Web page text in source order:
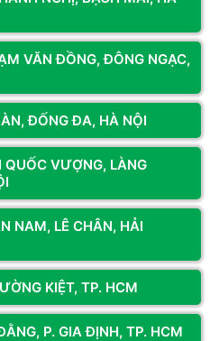
CƠ SỞ 3
Địa chỉ:
Số 330 Phạm Văn Đồng,
Đông Ngạc, Hà Nội
Hotline:0833.921.922 -
0374.120.130
VĂN ĐỒNG, ĐÔNG NGẠC,
ĐỐNG ĐA, HÀ NỘI
VƯỢNG, LÀNG
NAM, LÊ CHÂN, HẢI
KIỆT, TP. HCM
P. GIA ĐỊNH, TP. HCM